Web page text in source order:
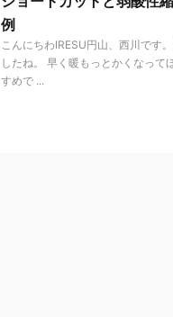
例
こんにちわIRESU円山、西川です
したね。 早く暖もっとかくなっ
すめで ...